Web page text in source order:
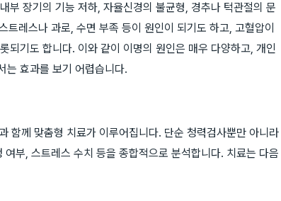
부 장기의 기능 저하, 자율신경의 불균형, 경추나 턱관절의 문
레스나 과로, 수면 부족 등이 원인이 되기도 하고, 고혈압이
되기도 합니다. 이와 같이 이명의 원인은 매우 다양하고, 개인
는 효과를 보기 어렵습니다.
함께 맞춤형 치료가 이루어집니다. 단순 청력검사뿐만 아니라
부, 스트레스 수치 등을 종합적으로 분석합니다. 치료는 다음